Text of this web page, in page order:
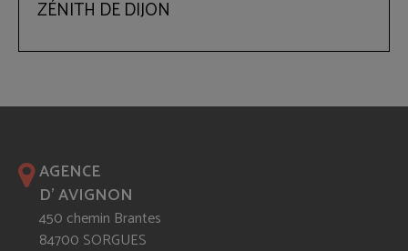
ZÉNITH DE DIJON
AGENCE
D' AVIGNON
450 chemin Brantes
84700 SORGUES